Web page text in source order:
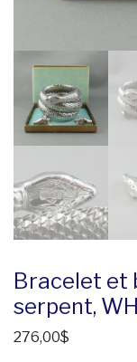
Bracelet et
serpent,
276,00$